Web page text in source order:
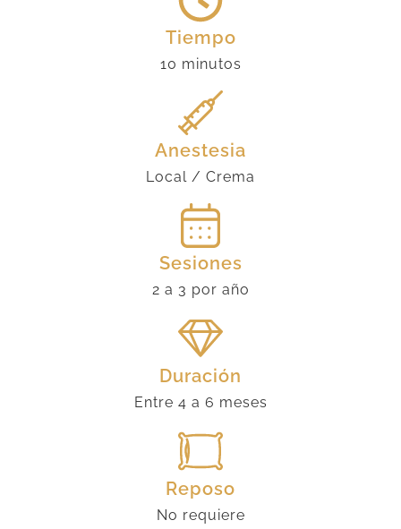
Tiempo
10 minutos
Anestesia
Local / Crema
Sesiones
2 a 3 por año
Duración
Entre 4 a 6 meses
Reposo
No requiere